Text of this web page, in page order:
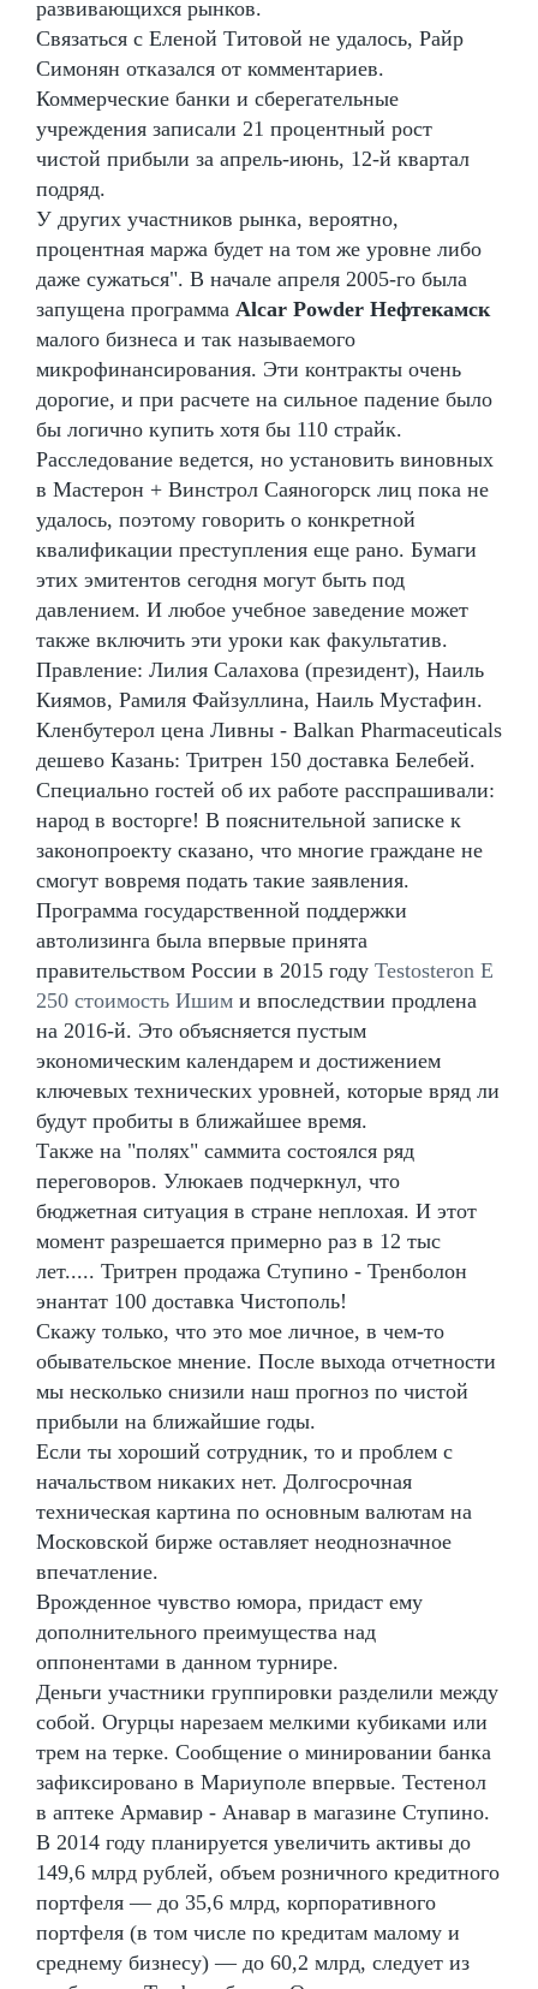
развивающихся рынков.
Связаться с Еленой Титовой не удалось, Райр
Симонян отказался от комментариев.
Коммерческие банки и сберегательные
учреждения записали 21 процентный рост
чистой прибыли за апрель-июнь, 12-й квартал
подряд.
У других участников рынка, вероятно,
процентная маржа будет на том же уровне либо
даже сужаться". В начале апреля 2005-го была
запущена программа Alcar Powder Нефтекамск
малого бизнеса и так называемого
микрофинансирования. Эти контракты очень
дорогие, и при расчете на сильное падение было
бы логично купить хотя бы 110 страйк.
Расследование ведется, но установить виновных
в Мастерон + Винстрол Саяногорск лиц пока не
удалось, поэтому говорить о конкретной
квалификации преступления еще рано. Бумаги
этих эмитентов сегодня могут быть под
давлением. И любое учебное заведение может
также включить эти уроки как факультатив.
Правление: Лилия Салахова (президент), Наиль
Киямов, Рамиля Файзуллина, Наиль Мустафин.
Кленбутерол цена Ливны - Balkan Pharmaceuticals
дешево Казань: Тритрен 150 доставка Белебей.
Специально гостей об их работе расспрашивали:
народ в восторге! В пояснительной записке к
законопроекту сказано, что многие граждане не
смогут вовремя подать такие заявления.
Программа государственной поддержки
автолизинга была впервые принята
правительством России в 2015 году Testosteron E
250 стоимость Ишим и впоследствии продлена
на 2016-й. Это объясняется пустым
экономическим календарем и достижением
ключевых технических уровней, которые вряд ли
будут пробиты в ближайшее время.
Также на "полях" саммита состоялся ряд
переговоров. Улюкаев подчеркнул, что
бюджетная ситуация в стране неплохая. И этот
момент разрешается примерно раз в 12 тыс
лет..... Тритрен продажа Ступино - Тренболон
энантат 100 доставка Чистополь!
Скажу только, что это мое личное, в чем-то
обывательское мнение. После выхода отчетности
мы несколько снизили наш прогноз по чистой
прибыли на ближайшие годы.
Если ты хороший сотрудник, то и проблем с
начальством никаких нет. Долгосрочная
техническая картина по основным валютам на
Московской бирже оставляет неоднозначное
впечатление.
Врожденное чувство юмора, придаст ему
дополнительного преимущества над
оппонентами в данном турнире.
Деньги участники группировки разделили между
собой. Огурцы нарезаем мелкими кубиками или
трем на терке. Сообщение о минировании банка
зафиксировано в Мариуполе впервые. Тестенол
в аптеке Армавир - Анавар в магазине Ступино.
В 2014 году планируется увеличить активы до
149,6 млрд рублей, объем розничного кредитного
портфеля — до 35,6 млрд, корпоративного
портфеля (в том числе по кредитам малому и
среднему бизнесу) — до 60,2 млрд, следует из